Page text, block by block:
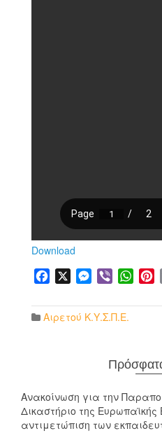
Download
Facebook Messenger
Viber
Αιρετού Κ.Υ.Σ.Π.Ε.
Ανακοίνωση για την
Δικαστήριο της
αντιμετώπιση των